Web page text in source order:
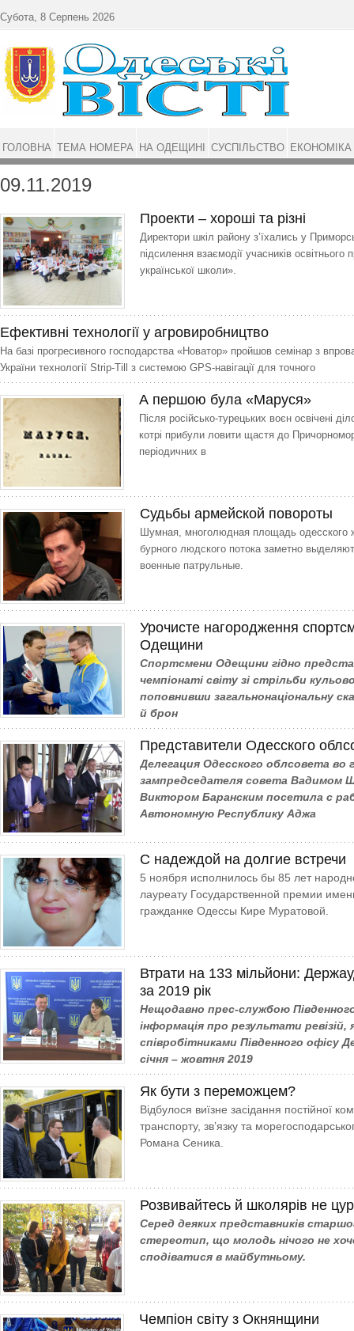
09.11.2019
Проекти – хороші та різні
Директори шкіл району з’їхались у
підсилення взаємодії учасників освітнього
української школи».
Ефективні технології у агровиробництво
На базі прогресивного господарства «Нова­тор» пройшов семінар з
України технології Strip-Till з системою GPS-навігації для точного
А першою була «Маруся»
Після російсько-турецьких воєн освічені
котрі прибули ловити щастя до
періодичних в
Судьбы армейской повороты
Шумная, многолюдная площадь одесского
бурного людского потока заметно
военные патрульные.
Урочисте нагородження
Одещини
Спортсмени Одещини гідно
чемпіонаті світу зі стрільби
поповнивши загальнонаціональну
й брон
Представители Одесского
Делегация Одесского облсовета во
зампредседателя совета Вадимом
Виктором Баранским посетила с
Автономную Республику Аджа
С надеждой на долгие встречи
5 ноября исполнилось бы 85 лет
лауреату Государственной премии
гражданке Одессы Кире Муратовой.
Втрати на 133 мільйони:
за 2019 рік
Нещодавно прес-службою
інформація про результати ревізій,
співробітниками Південного офісу
січня – жовтня 2019
Як бути з переможцем?
Відбулося виїзне засідання постійної
транспорту, зв’язку та
Романа Сеника.
Розвивайтесь й школярів не
Серед деяких представників
стереотип, що молодь нічого не
сподіватися в майбутньому.
Чемпіон світу з Окнянщини
Субота, 8 Серпень 2026
ГОЛОВНА ТЕМА НОМЕРА НА ОДЕЩИНІ СУСПІЛЬСТВО ЕКОНОМІКА